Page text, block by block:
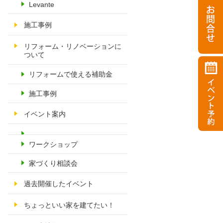
Levante
施工事例
リフォーム・リノベーションに
ついて
リフォームで使える補助金
施工事例
イベント案内
ワークショップ
家づくり相談会
過去開催したイベント
ちょっといい家を建てたい！